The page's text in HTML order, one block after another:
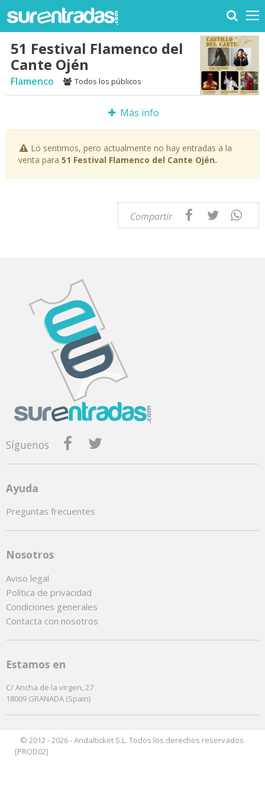
51 Festival Flamenco del
Cante Ojén
Flamenco Todos los públicos
Más info
Lo sentimos, pero actualmente no hay entradas a la
venta para 51 Festival Flamenco del Cante Ojén.
Compartir
Síguenos
Ayuda
Preguntas frecuentes
Nosotros
Aviso legal
Política de privacidad
Condiciones generales
Contacta con nosotros
Estamos en
C/ Ancha de la virgen, 27
18009 GRANADA (Spain)
© 2012 - 2026 - Andalticket S.L. Todos los derechos reservados.
[PROD02]